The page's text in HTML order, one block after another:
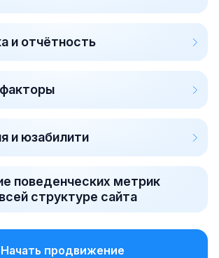
и отчётность
и юзабилити
поведенческих метрик
структуре сайта
Начать продвижение